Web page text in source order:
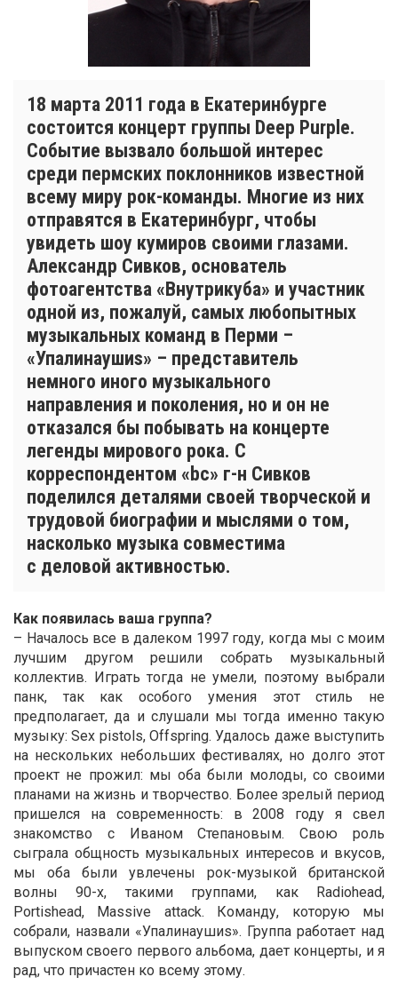
18 марта 2011 года в Екатеринбурге
состоится концерт группы Deep Purple.
Событие вызвало большой интерес
среди пермских поклонников известной
всему миру рок-команды. Многие из них
отправятся в Екатеринбург, чтобы
увидеть шоу кумиров своими глазами.
Александр Сивков, основатель
фотоагентства «Внутрикуба» и участник
одной из, пожалуй, самых любопытных
музыкальных команд в Перми –
«Упалинаушиs» – представитель
немного иного музыкального
направления и поколения, но и он не
отказался бы побывать на концерте
легенды мирового рока. С
корреспондентом «bc» г-н Сивков
поделился деталями своей творческой и
трудовой биографии и мыслями о том,
насколько музыка совместима
с деловой активностью.
Как появилась ваша группа?
– Началось все в далеком 1997 году, когда мы с моим
лучшим другом решили собрать музыкальный
коллектив. Играть тогда не умели, поэтому выбрали
панк, так как особого умения этот стиль не
предполагает, да и слушали мы тогда именно такую
музыку: Sex pistols, Offspring. Удалось даже выступить
на нескольких небольших фестивалях, но долго этот
проект не прожил: мы оба были молоды, со своими
планами на жизнь и творчество. Более зрелый период
пришелся на современность: в 2008 году я свел
знакомство с Иваном Степановым. Свою роль
сыграла общность музыкальных интересов и вкусов,
мы оба были увлечены рок-музыкой британской
волны 90-х, такими группами, как Radiohead,
Portishead, Massive attack. Команду, которую мы
собрали, назвали «Упалинаушиs». Группа работает над
выпуском своего первого альбома, дает концерты, и я
рад, что причастен ко всему этому.